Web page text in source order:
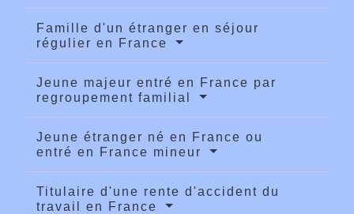
Famille d'un étranger en séjour
régulier en France
Jeune majeur entré en France par
regroupement familial
Jeune étranger né en France ou
entré en France mineur
Titulaire d'une rente d'accident du
travail en France